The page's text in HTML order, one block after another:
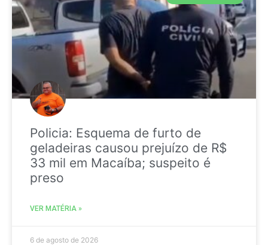
Policia: Esquema de furto de
geladeiras causou prejuízo de R$
33 mil em Macaíba; suspeito é
preso
VER MATÉRIA »
6 de agosto de 2026